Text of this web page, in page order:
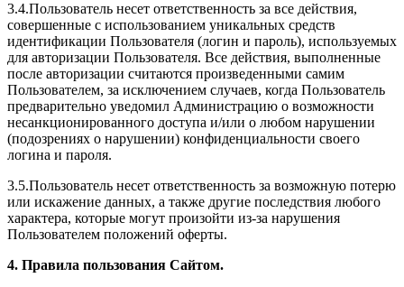
3.4.Пользователь несет ответственность за все действия,
совершенные с использованием уникальных средств
идентификации Пользователя (логин и пароль), используемых
для авторизации Пользователя. Все действия, выполненные
после авторизации считаются произведенными самим
Пользователем, за исключением случаев, когда Пользователь
предварительно уведомил Администрацию о возможности
несанкционированного доступа и/или о любом нарушении
(подозрениях о нарушении) конфиденциальности своего
логина и пароля.
3.5.Пользователь несет ответственность за возможную потерю
или искажение данных, а также другие последствия любого
характера, которые могут произойти из-за нарушения
Пользователем положений оферты.
4. Правила пользования Сайтом.